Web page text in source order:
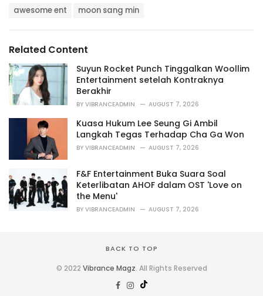
r
i
e
s
:
awesome ent moon sang min
Related Content
Suyun Rocket Punch Tinggalkan Woollim
Entertainment setelah Kontraknya
Berakhir
BY VIBRANCEADMIN AUGUST 7, 2026
Kuasa Hukum Lee Seung Gi Ambil
Langkah Tegas Terhadap Cha Ga Won
BY VIBRANCEADMIN AUGUST 7, 2026
F&F Entertainment Buka Suara Soal
Keterlibatan AHOF dalam OST 'Love on
the Menu'
BY VIBRANCEADMIN AUGUST 7, 2026
BACK TO TOP
© 2022 Vibrance Magz. All Rights Reserved